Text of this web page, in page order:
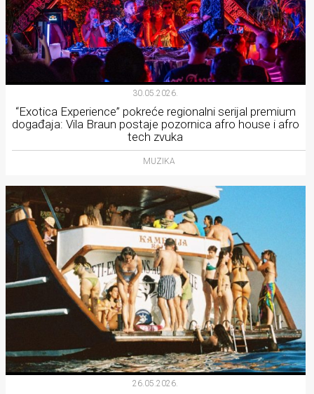
30.05.2026.
“Exotica Experience” pokreće regionalni serijal premium
događaja: Vila Braun postaje pozornica afro house i afro
tech zvuka
MUZIKA
26.05.2026.